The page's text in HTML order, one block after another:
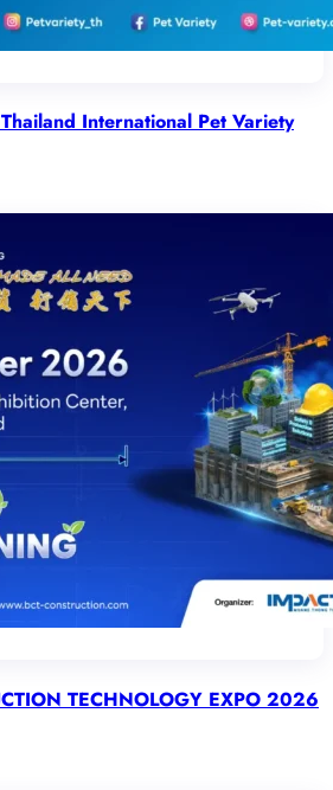
International Pet Variety
TECHNOLOGY EXPO 2026